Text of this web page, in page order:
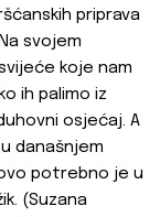
priprava
svojem
koje nam
ih palimo iz
osjećaj. A
današnjem
potrebno je u
(Suzana